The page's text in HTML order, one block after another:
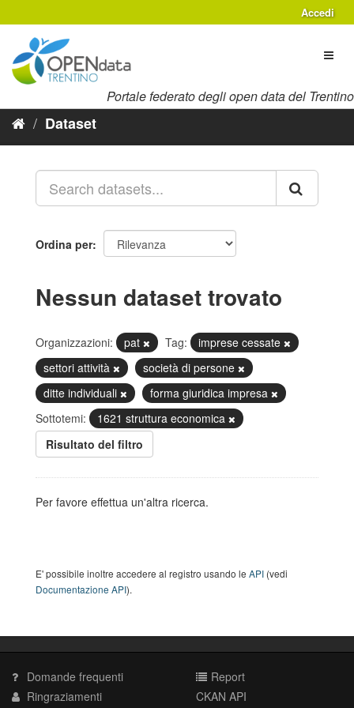
al
contenuto
Accedi
Portale federato degli open data del Trentino
Dataset
Ordina per
Nessun dataset trovato
Organizzazioni: pat Tag:
imprese cessate
settori attività
società di persone
ditte individuali
forma giuridica impresa
Sottotemi:
1621 struttura economica
Risultato del filtro
Per favore effettua un'altra ricerca.
E' possibile inoltre accedere al registro usando le API (vedi
Documentazione API).
Domande frequenti
Ringraziamenti
Report
CKAN API